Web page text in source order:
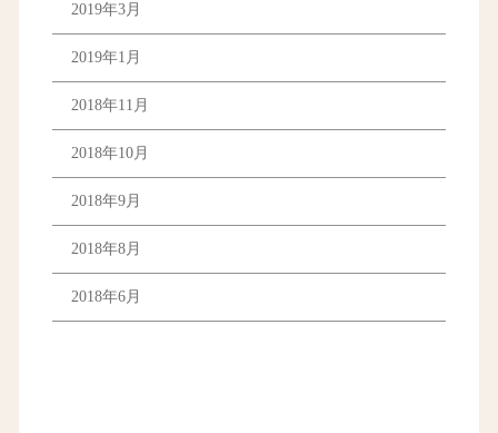
2019年3月
2019年1月
2018年11月
2018年10月
2018年9月
2018年8月
2018年6月